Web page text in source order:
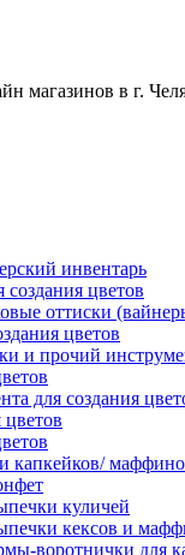
магазинов в г.
инвентарь
цветов
оттиски
цветов
и прочий
для создания
цветов
куличей
кексов и
воротнички для